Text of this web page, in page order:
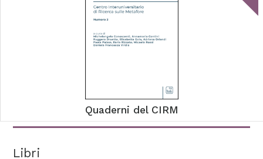
Quaderni del CIRM
Libri